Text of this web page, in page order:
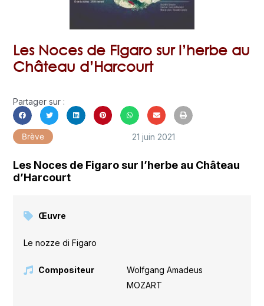
Les Noces de Figaro sur l’herbe au
Château d’Harcourt
Partager sur :
Brève 21 juin 2021
Les Noces de Figaro sur l’herbe au Château
d’Harcourt
Œuvre
Le nozze di Figaro
Compositeur
Wolfgang Amadeus
MOZART